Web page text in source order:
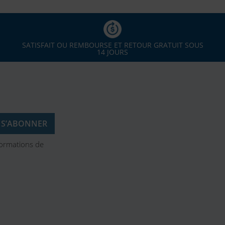
SATISFAIT OU REMBOURSE ET RETOUR GRATUIT SOUS
14 JOURS
de